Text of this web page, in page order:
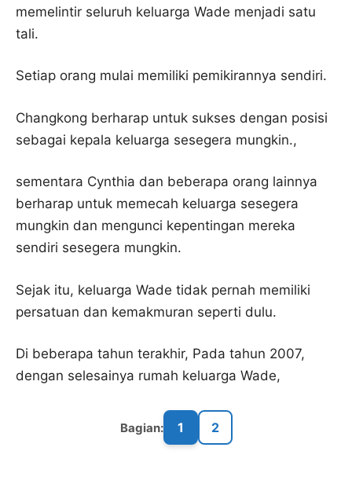
memelintir seluruh keluarga Wade menjadi satu
tali.
Setiap orang mulai memiliki pemikirannya sendiri.
Changkong berharap untuk sukses dengan posisi
sebagai kepala keluarga sesegera mungkin.,
sementara Cynthia dan beberapa orang lainnya
berharap untuk memecah keluarga sesegera
mungkin dan mengunci kepentingan mereka
sendiri sesegera mungkin.
Sejak itu, keluarga Wade tidak pernah memiliki
persatuan dan kemakmuran seperti dulu.
Di beberapa tahun terakhir, Pada tahun 2007,
dengan selesainya rumah keluarga Wade,
Bagian: 1 2